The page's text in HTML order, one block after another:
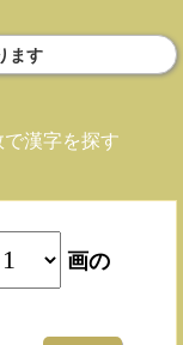
ます
で漢字を探す
画の